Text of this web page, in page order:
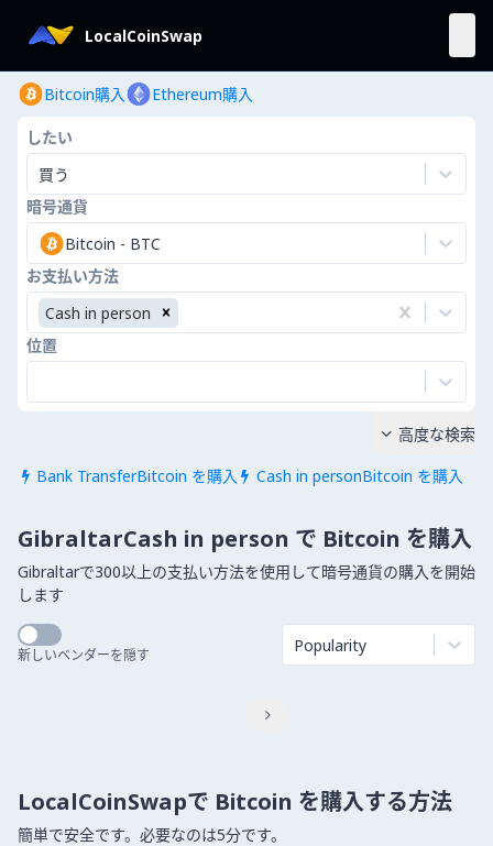
LocalCoinSwap
Bitcoin購入 Ethereum購入
したい
買う
暗号通貨
Bitcoin - BTC
お支払い方法
Cash in person
位置
 Bank TransferBitcoin を購入  Cash in personBitcoin を購入
 高度な検索
GibraltarCash in person で Bitcoin を購入
Gibraltarで300以上の支払い方法を使用して暗号通貨の購入を開始
します
新しいベンダーを隠す Popularity

LocalCoinSwapで Bitcoin を購入する方法
簡単で安全です。必要なのは5分です。